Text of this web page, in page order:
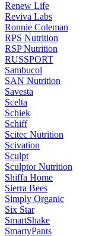
Renew Life
Reviva Labs
Ronnie Coleman
RPS Nutrition
RSP Nutrition
RUSSPORT
Sambucol
SAN Nutrition
Savesta
Scelta
Schiek
Schiff
Scitec Nutrition
Scivation
Sculpt
Sculptor Nutrition
Shiffa Home
Sierra Bees
Simply Organic
Six Star
SmartShake
SmartyPants